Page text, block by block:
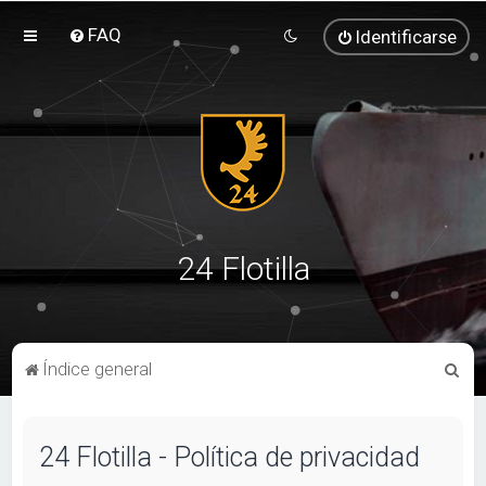
FAQ Identificarse
24 Flotilla
Índice general
24 Flotilla - Política de privacidad